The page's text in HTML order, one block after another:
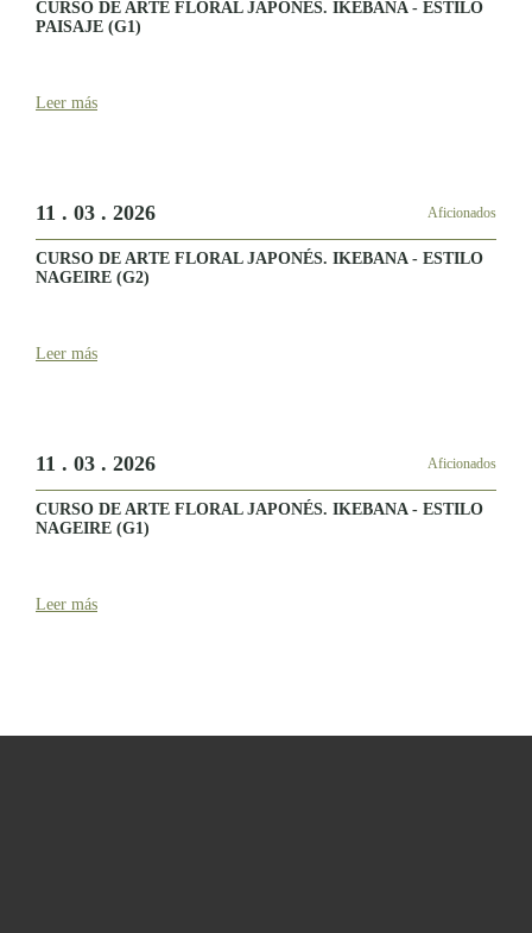
CURSO DE ARTE FLORAL JAPONÉS. IKEBANA - ESTILO
PAISAJE (G1)
Leer más
11 . 03 . 2026 Aficionados
CURSO DE ARTE FLORAL JAPONÉS. IKEBANA - ESTILO
NAGEIRE (G2)
Leer más
11 . 03 . 2026 Aficionados
CURSO DE ARTE FLORAL JAPONÉS. IKEBANA - ESTILO
NAGEIRE (G1)
Leer más